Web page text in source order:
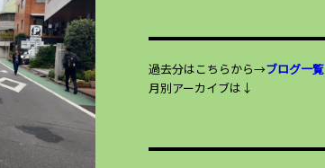
過去分はこちらから→ブログ一覧
月別アーカイブは↓